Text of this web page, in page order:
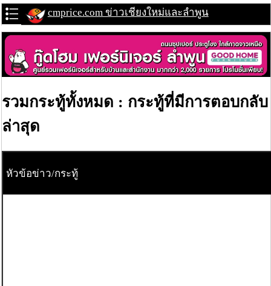
cmprice.com ข่าวเชียงใหม่และลำพูน
รวมกระทู้ทั้งหมด : กระทู้ที่มีการตอบกลับ
ล่าสุด
หัวข้อข่าว/กระทู้